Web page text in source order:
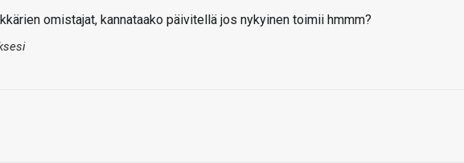
omistajat, kannataako päivitellä jos nykyinen toimii hmmm?